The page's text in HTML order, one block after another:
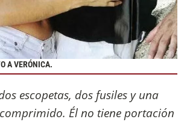
A VERÓNICA.
escopetas, dos fusiles y una
Él no tiene portación